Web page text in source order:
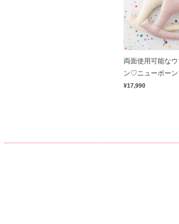
両面使用可能な
ン♡ニューボーン
¥17,990